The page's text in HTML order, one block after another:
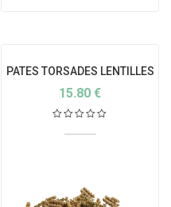
PATES TORSADES LENTILLES
VERTES BIO FRANCE
15.80 €